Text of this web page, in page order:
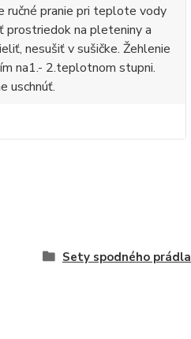
ručné pranie pri teplote vody
prostriedok na pleteniny a
nesušiť v sušičke. Žehlenie
na1.- 2.teplotnom stupni.
uschnúť.
Sety spodného prádla